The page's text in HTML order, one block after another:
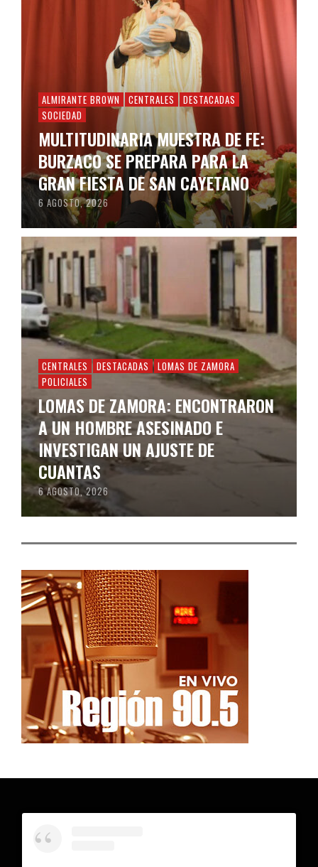
ALMIRANTE BROWN CENTRALES
DESTACADAS
SOCIEDAD
MULTITUDINARIA MUESTRA DE FE:
BURZACO SE PREPARA PARA LA
GRAN FIESTA DE SAN CAYETANO
6 AGOSTO, 2026
CENTRALES DESTACADAS
LOMAS DE ZAMORA
POLICIALES
LOMAS DE ZAMORA: ENCONTRARON
A UN HOMBRE ASESINADO E
INVESTIGAN UN AJUSTE DE
CUANTAS
6 AGOSTO, 2026